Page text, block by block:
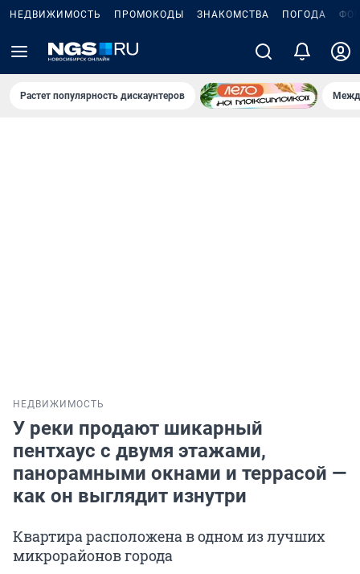
НЕДВИЖИМОСТЬ ПРОМОКОДЫ ЗНАКОМСТВА ПОГОДА
Растет популярность дискаунтеров
НЕДВИЖИМОСТЬ
У реки продают шикарный
пентхаус с двумя этажами,
панорамными окнами и террасой —
как он выглядит изнутри
Квартира расположена в одном из лучших
микрорайонов города